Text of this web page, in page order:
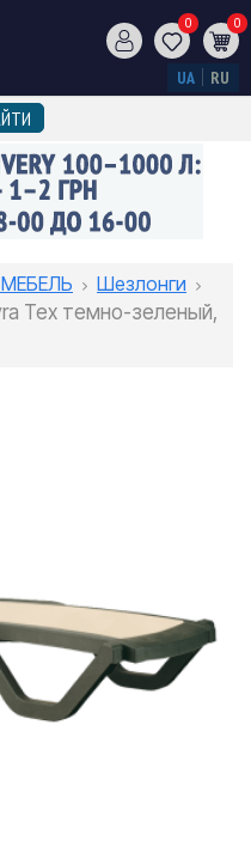
0 0
UA RU
Шезлонги
Tex темно-зеленый,